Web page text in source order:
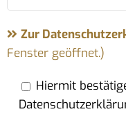
Zur
Fenster geöffnet.)
Hiermit